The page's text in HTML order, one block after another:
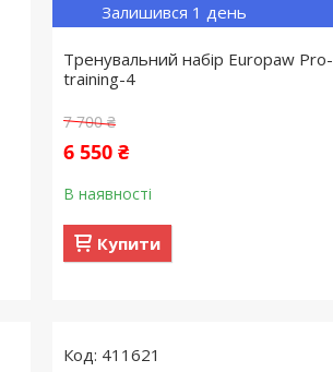
Залишився 1 день
Тренувальний набір Europaw Pro-
training-4
7 700 ₴
6 550 ₴
В наявності
Купити
411621